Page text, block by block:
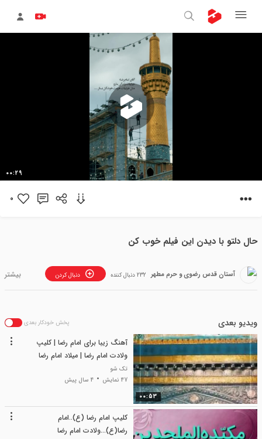
پخش
00:29
0
حال دلتو با دیدن این فیلم خوب کن
آستان قدس رضوی و حرم مطهر دنبال کردن 232 دنبال کننده
ویدیو بعدی پخش خودکار بعدی
00:53
آهنگ زیبا برای امام رضا | کلیپ
ولادت امام رضا | میلاد امام رضا
تک شو
47 نمایش
4 سال پیش
کلیپ امام رضا (ع)..امام
رضا(ع)...ولادت امام رضا